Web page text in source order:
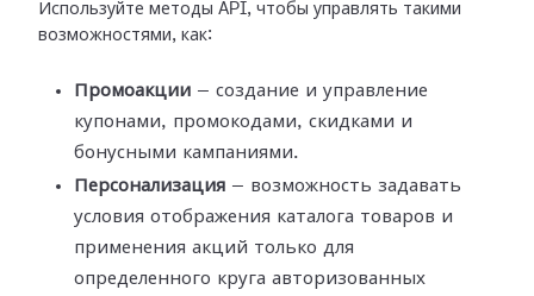
Используйте методы API, чтобы управлять такими
возможностями, как:
Промоакции — создание и управление
купонами, промокодами, скидками и
бонусными кампаниями.
Персонализация — возможность задавать
условия отображения каталога товаров и
применения акций только для
определенного круга авторизованных